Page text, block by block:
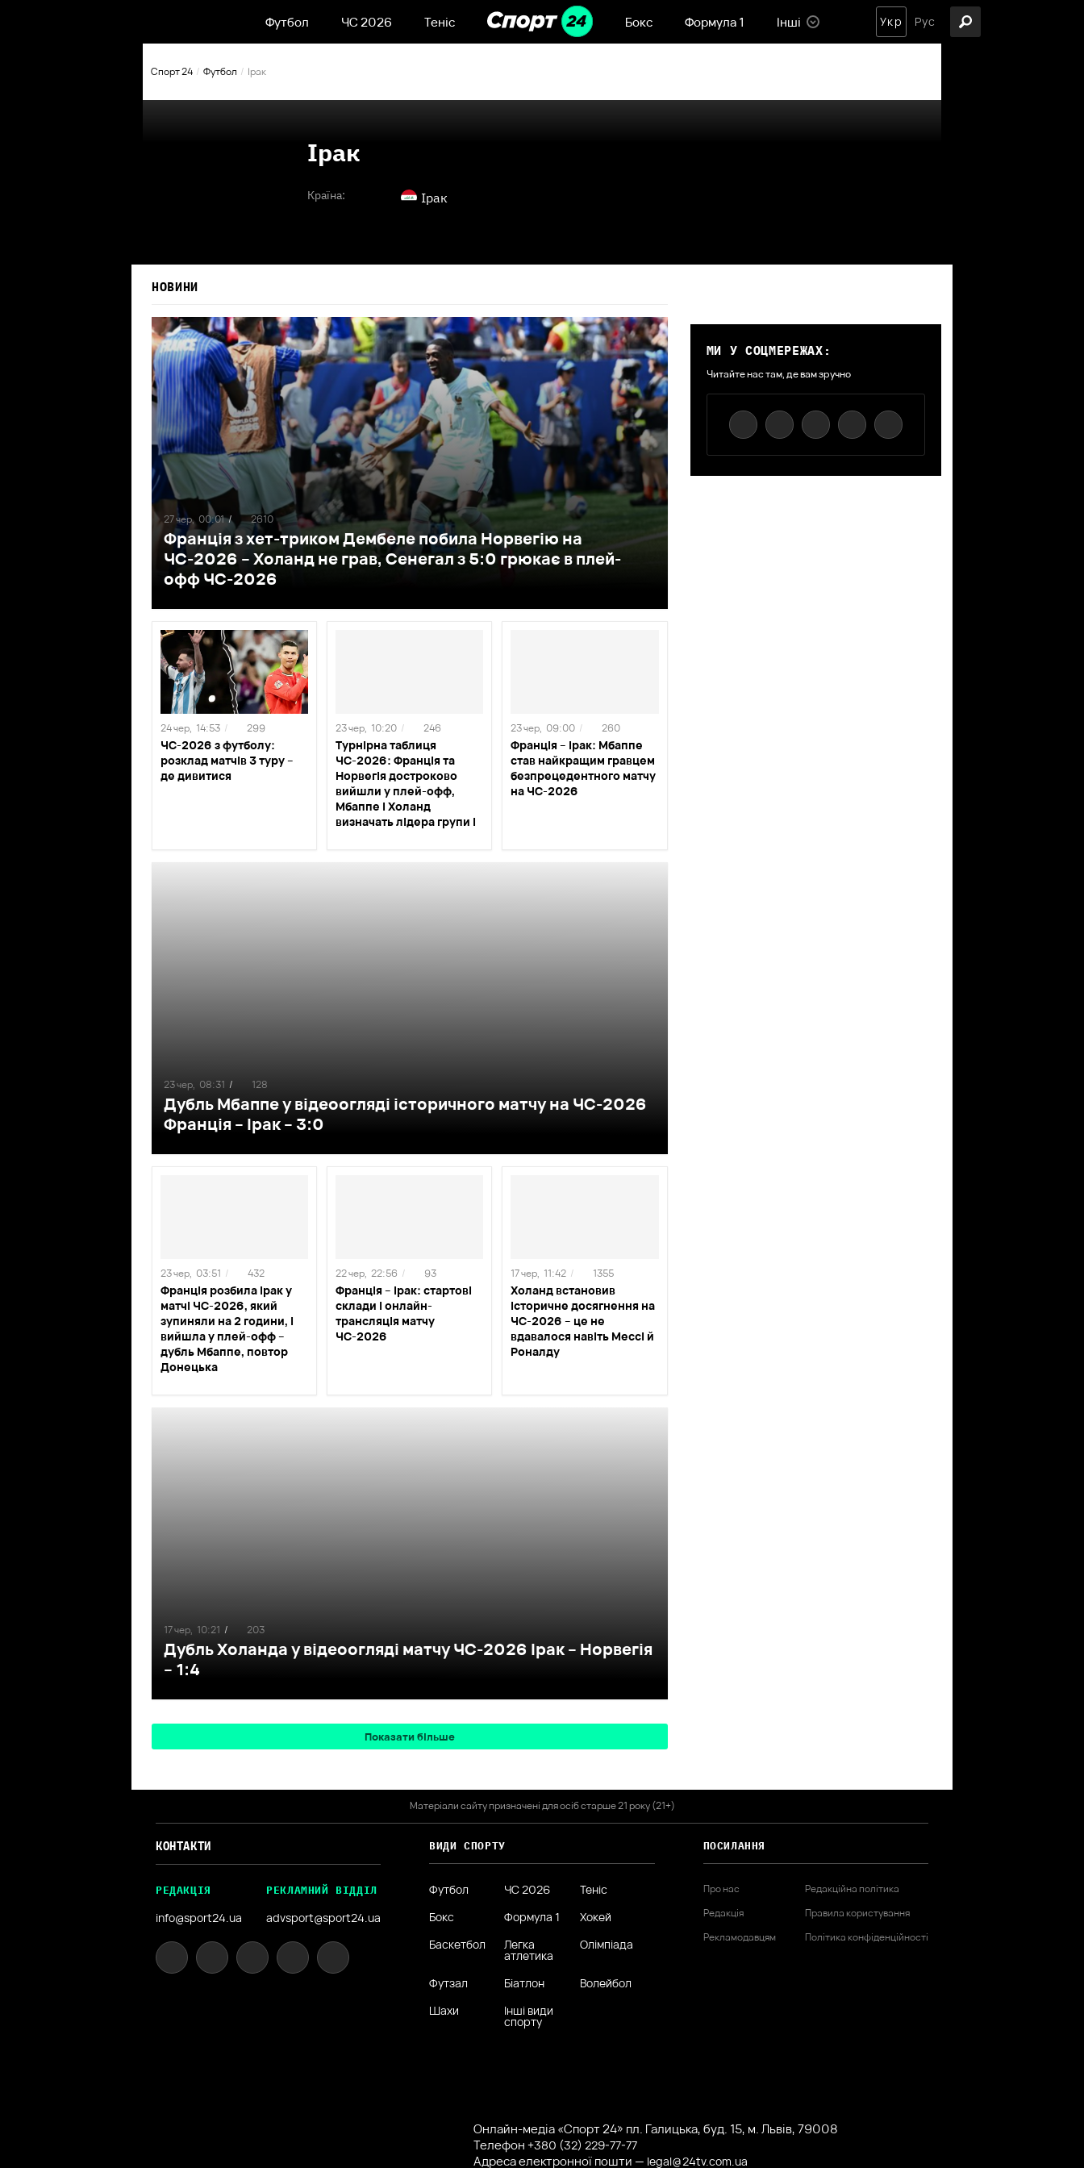
Футбол ЧС 2026 Теніс Бокс Формула 1 Інші Укр Рус
Спорт 24 Футбол Ірак
Ірак
Країна: Ірак
НОВИНИ
Франція з хет-триком Дембеле побила Норвегію на
ЧС-2026 – Холанд не грав, Сенегал з 5:0 грюкає в плей-
офф ЧС-2026
27 чер, 00:01 / 2610
ЧС-2026 з футболу:
розклад матчів 3 туру –
де дивитися
24 чер, 14:53 / 299
Турнірна таблиця
ЧС-2026: Франція та
Норвегія достроково
вийшли у плей-офф,
Мбаппе і Холанд
визначать лідера групи I
23 чер, 10:20 / 246
Франція – Ірак: Мбаппе
став найкращим гравцем
безпрецедентного матчу
на ЧС-2026
23 чер, 09:00 / 260
Дубль Мбаппе у відеоогляді історичного матчу на ЧС-2026
Франція – Ірак – 3:0
23 чер, 08:31 / 128
Франція розбила Ірак у
матчі ЧС-2026, який
зупиняли на 2 години, і
вийшла у плей-офф –
дубль Мбаппе, повтор
Донецька
23 чер, 03:51 / 432
Франція – Ірак: стартові
склади і онлайн-
трансляція матчу
ЧС-2026
22 чер, 22:56 / 93
Холанд встановив
історичне досягнення на
ЧС-2026 – це не
вдавалося навіть Мессі й
Роналду
17 чер, 11:42 / 1355
Дубль Холанда у відеоогляді матчу ЧС-2026 Ірак – Норвегія
– 1:4
17 чер, 10:21 / 203
Показати більше
МИ У СОЦМЕРЕЖАХ:
Читайте нас там, де вам зручно
Матеріали сайту призначені для осіб старше 21 року (21+)
КОНТАКТИ
РЕДАКЦІЯ
info@sport24.ua
РЕКЛАМНИЙ ВІДДІЛ
advsport@sport24.ua
ВИДИ СПОРТУ
Футбол ЧС 2026
Теніс
Бокс
Формула 1
Хокей
Баскетбол
Легка
атлетика
Олімпіада
Футзал Біатлон
Волейбол
Шахи
Інші види
спорту
ПОСИЛАННЯ
Про нас
Редакція
Рекламодавцям
Редакційна політика
Правила користування
Політика конфіденційності
Онлайн-медіа «Спорт 24» пл. Галицька, буд. 15, м. Львів, 79008
Телефон+380 (32) 229-77-77
Адреса електронної пошти — legal@24tv.com.ua